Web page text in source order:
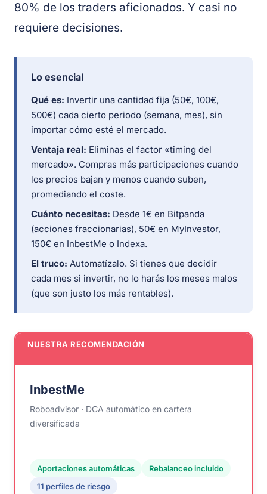
80% de los traders aficionados. Y casi no
requiere decisiones.
Lo esencial
Qué es: Invertir una cantidad fija (50€, 100€,
500€) cada cierto periodo (semana, mes), sin
importar cómo esté el mercado.
Ventaja real: Eliminas el factor «timing del
mercado». Compras más participaciones cuando
los precios bajan y menos cuando suben,
promediando el coste.
Cuánto necesitas: Desde 1€ en Bitpanda
(acciones fraccionarias), 50€ en MyInvestor,
150€ en InbestMe o Indexa.
El truco: Automatízalo. Si tienes que decidir
cada mes si invertir, no lo harás los meses malos
(que son justo los más rentables).
NUESTRA RECOMENDACIÓN
InbestMe
Roboadvisor · DCA automático en cartera
diversificada
Aportaciones automáticas
Rebalanceo incluido
11 perfiles de riesgo